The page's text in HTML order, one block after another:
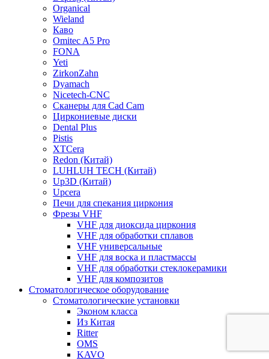
Organical
Wieland
Каво
Omitec A5 Pro
FONA
Yeti
ZirkonZahn
Dyamach
Nicetech-CNC
Сканеры для Cad Cam
Циркониевые диски
Dental Plus
Pistis
XTCera
Redon (Китай)
LUHLUH TECH (Китай)
Up3D (Китай)
Upcera
Печи для спекания циркония
Фрезы VHF
VHF для диоксида циркония
VHF для обработки сплавов
VHF универсальные
VHF для воска и пластмассы
VHF для обработки стеклокерамики
VHF для композитов
Стоматологическое оборудование
Стоматологические установки
Эконом класса
Из Китая
Ritter
OMS
KAVO